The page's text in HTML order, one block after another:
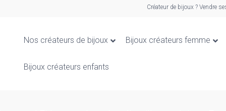
Créateur de bijoux ? Vendre
Nos créateurs de bijoux Bijoux créateurs femme
Bijoux créateurs enfants